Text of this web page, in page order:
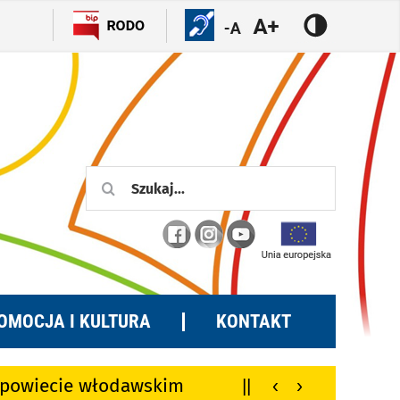
Szukaj
I KULTURA KONTAKT
włodawskim || ‹ ›